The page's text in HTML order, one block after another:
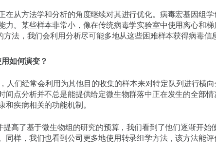
在从方法学和分析的角度继续对其进行优化。病毒宏基因组
力。某些样本非常小，像在传统病毒学实验室中使用离心和
法，我们会利用分析尽可能多地从这些困难样本获得病毒信
如何演变？
人们经常会利用为其他目的收集的样本来对特定队列进行横
间点分析并不总是能提供给定微生物群落中正在发生的全部
疾病相关的功能机制。
高了基于微生物组的研究的预算，我们看到了他们逐渐开
样，我们也看到公司更多地使用转录组学方法，该方法能评